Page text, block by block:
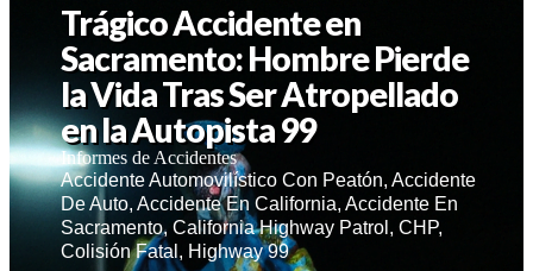
Trágico Accidente en
Sacramento: Hombre Pierde
la Vida Tras Ser Atropellado
en la Autopista 99
Informes de Accidentes
Accidente Automovilístico Con Peatón,Accidente
De Auto,Accidente En California,Accidente En
Sacramento,California Highway Patrol ,CHP,
Colisión Fatal , Highway 99